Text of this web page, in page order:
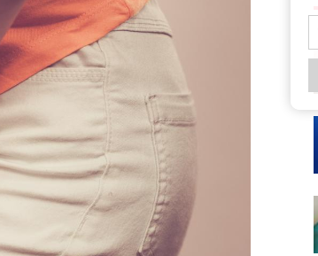
?
de
du
Pourquoi manger moins
Grossesse et chaleur : ce
que dit la science
Le smartphone nuit-il à
l'apprentissage de la
lecture ?